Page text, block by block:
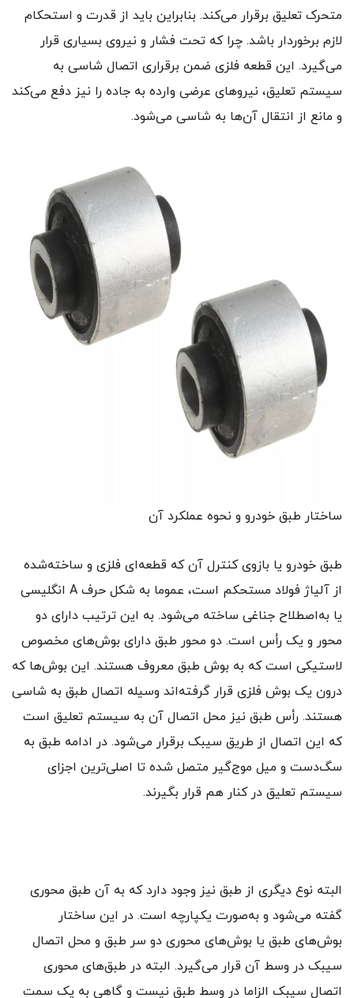
متحرک تعلیق برقرار می‌کند. بنابراین باید از قدرت و استحکام
لازم برخوردار باشد. چرا که تحت فشار و نیروی بسیاری قرار
می‌گیرد. این قطعه فلزی ضمن برقراری اتصال شاسی به
سیستم تعلیق، نیروهای عرضی وارده به جاده را نیز دفع می‌کند
و مانع از انتقال آن‌ها به شاسی می‌شود.
ساختار طبق خودرو و نحوه عملکرد آن
طبق خودرو یا بازوی کنترل آن که قطعه‌ای فلزی و ساخته‌شده
از آلیاژ فولاد مستحکم است، عموما به شکل حرف A انگلیسی
یا به‌اصطلاح جناغی ساخته می‌شود. به این ترتیب دارای دو
محور و یک رأس است. دو محور طبق دارای بوش‌های مخصوص
لاستیکی است که به بوش طبق معروف هستند. این بوش‌ها که
درون یک بوش فلزی قرار گرفته‌اند وسیله اتصال طبق به شاسی
هستند. رأس طبق نیز محل اتصال آن به سیستم تعلیق است
که این اتصال از طریق سیبک برقرار می‌شود. در ادامه طبق به
سگ‌دست و میل موج‌گیر متصل شده تا اصلی‌ترین اجزای
سیستم تعلیق در کنار هم قرار بگیرند.
البته نوع دیگری از طبق نیز وجود دارد که به آن طبق محوری
گفته می‌شود و به‌صورت یکپارچه است. در این ساختار
بوش‌های طبق یا بوش‌های محوری دو سر طبق و محل اتصال
سیبک در وسط آن قرار می‌گیرد. البته در طبق‌های محوری
اتصال سیبک الزاما در وسط طبق نیست و گاهی به یک سمت